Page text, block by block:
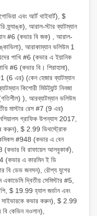
এবং আর্ট থাইবার্ট), $
আরাল-স্টার ব্যাটম্যান
#6 (কভার বি জক) , আরাল-
আরাকাম্যান ভলিউম 1
পাখি #6 (কভার এ ইয়ানিক
#6 (কভার বি। শিরাহামা),
(6 এর) (কেন হেজার ব্যাটম্যান
কিশোরী মিউট্যান্ট নিনজা
), আরব্যাটম্যান ভলিউম
মাস্টার রেস #7 (9 এর)
গ্রাফিক উপন্যাস 2017,
করুন), $ 2.99 ডিথস্ট্রোক
#948 (কভার এ বেন
বি রাফায়েল আলবুকার্ক),
(কভার এ কারমিন ই ডি
বি ডেভ জনসন), রৌপ্য যুগের
দ্বিতীয় সেমিস্টার #5,
$ 19.99 হ্যাল জর্ডান এবং
সাইভারকে কভার করুন), $ 2.99
কেভিন নওলান),